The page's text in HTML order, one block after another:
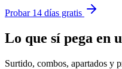
Probar 14 días gratis
Lo que sí pega en
Surtido, combos, apartados y